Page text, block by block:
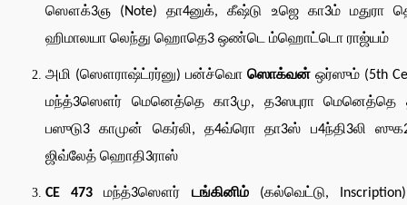
ஸௌக்3ஞ (Note) தா4னுக், கீஷ்டு உஜெ கா3ம் மதுரா
ஹிமாலயா லெந்து ஹொதெ3 ஒண்டெ ம்ஹொட்டொ ராஜ்யம்
அமி (ஸௌராஷ்ட்ரர்னு) பன்ச்வொ ஸொக்வன் ஒர்ஸும் (5th
மந்த்3ஸௌர் மெனெத்தெ கா3மு, த3ஸபுரா மெனெத்தெ
பஸுடு3 காமுன் கெர்லி, த4வ்ரொ தா3ஸ் ப4ந்தி3லி
ஜிவ்லேத் ஹொதி3ராஸ்
CE 473 மந்த்3ஸௌர் டங்கினிம்(கல்வெட்டு,